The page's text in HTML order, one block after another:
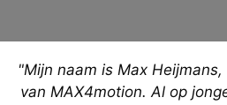
"Mijn naam is Max
van MAX4motion. Al op